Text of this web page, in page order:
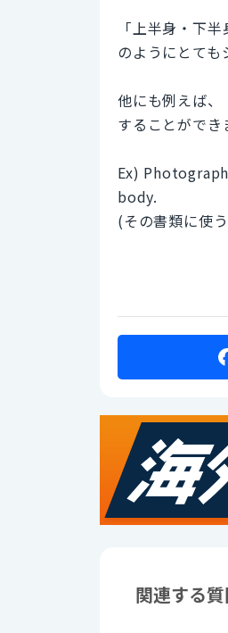
「上半身・下
のようにとても
他にも例えば
することができ
Ex)
body.
(その書類に使
関連する